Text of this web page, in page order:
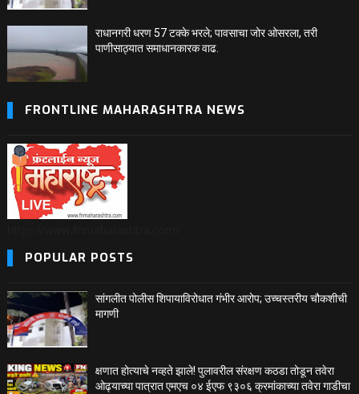
राधानगरी धरण 57 टक्के भरले; पावसाचा जोर ओसरला, तरी
पाणीसाठ्यात समाधानकारक वाढ.
FRONTLINE MAHARASHTRA NEWS
POPULAR POSTS
सांगलीत पोलीस शिपायाविरोधात गंभीर आरोप; उच्चस्तरीय चौकशीची
मागणी
क्षणात होत्याचे नव्हते झाले! पुलावरील संरक्षण कठडा तोडून तवेरा
ओढ्याच्या पात्रात एमएच ०४ ईएफ ९३०६ क्रमांकाच्या तवेरा गाडीचा